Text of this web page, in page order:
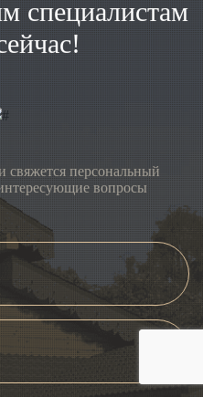
специалистам
персональный
вопросы